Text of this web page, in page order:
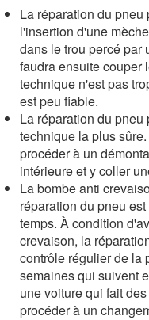
La réparation du
l'insertion d'une
dans le trou percé par
faudra ensuite couper
technique n'est pas
est peu fiable.
La réparation du
technique la plus
procéder à un
intérieure et y coller
La bombe anti
réparation du pneu
temps. À condition
crevaison, la
contrôle régulier de la
semaines qui suivent
une voiture qui fait
procéder à un